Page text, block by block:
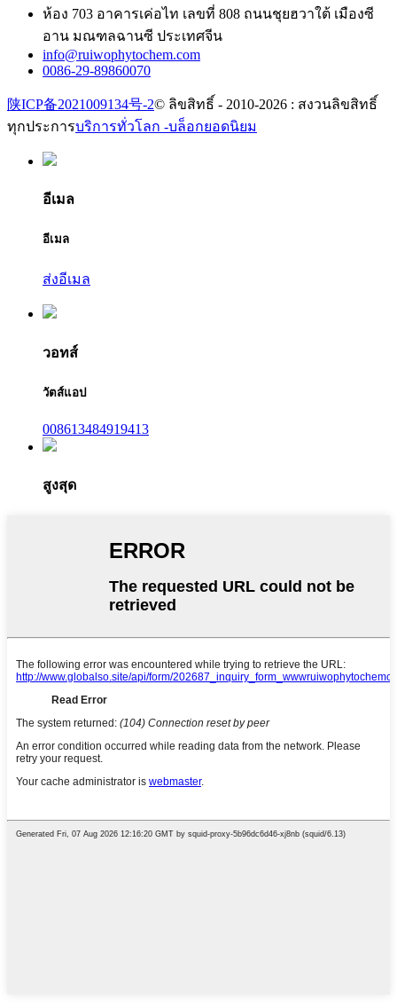
ห้อง 703 อาคารเค่อไท เลขที่ 808 ถนนชุยฮวาใต้ เมืองซี
อาน มณฑลฉานซี ประเทศจีน
info@ruiwophytochem.com
0086-29-89860070
陕ICP备2021009134号-2© ลิขสิทธิ์ - 2010-2026 : สงวนลิขสิทธิ์
ทุกประการบริการทั่วโลก -บล็อกยอดนิยม
อีเมล
อีเมล
ส่งอีเมล
วอทส์
วัตส์แอป
008613484919413
สูงสุด